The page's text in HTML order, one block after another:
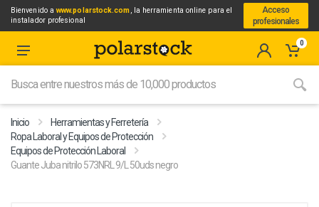
Bienvenido awww.polarstock.com, la herramienta online para el
instalador profesional
Acceso
profesionales
0
Inicio
Herramientas y Ferretería
Ropa Laboral y Equipos de Protección
Equipos de Protección Laboral
Guante Juba nitrilo 573NRL 9/L 50uds negro